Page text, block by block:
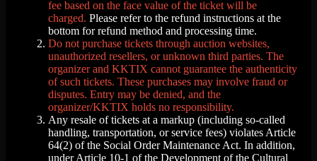
fee based on the face value of the ticket will be
charged. Please refer to the refund instructions at the
bottom for refund method and processing time.
Do not purchase tickets through auction websites,
unauthorized resellers, or unknown third parties. The
organizer and KKTIX cannot guarantee the authenticity
of such tickets. These purchases may involve fraud or
disputes. Entry may be denied, and the
organizer/KKTIX holds no responsibility.
Any resale of tickets at a markup (including so-called
handling, transportation, or service fees) violates Article
64(2) of the Social Order Maintenance Act. In addition,
under Article 10-1 of the Development of the Cultural